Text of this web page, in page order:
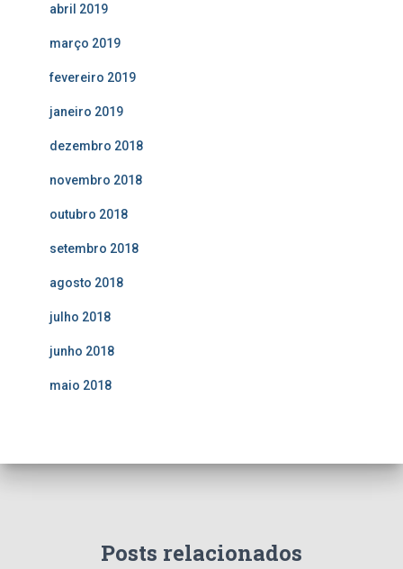
abril 2019
março 2019
fevereiro 2019
janeiro 2019
dezembro 2018
novembro 2018
outubro 2018
setembro 2018
agosto 2018
julho 2018
junho 2018
maio 2018
Posts relacionados